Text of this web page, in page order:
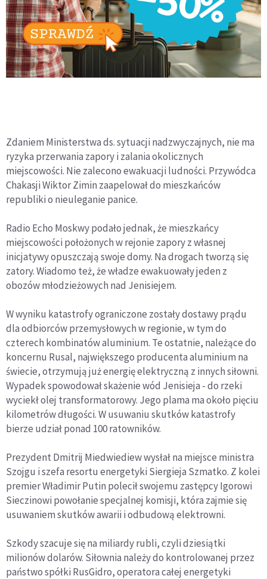
Zdaniem Ministerstwa ds. sytuacji nadzwyczajnych, nie ma
ryzyka przerwania zapory i zalania okolicznych
miejscowości. Nie zalecono ewakuacji ludności. Przywódca
Chakasji Wiktor Zimin zaapelował do mieszkańców
republiki o nieuleganie panice.
Radio Echo Moskwy podało jednak, że mieszkańcy
miejscowości położonych w rejonie zapory z własnej
inicjatywy opuszczają swoje domy. Na drogach tworzą się
zatory. Wiadomo też, że władze ewakuowały jeden z
obozów młodzieżowych nad Jenisiejem.
W wyniku katastrofy ograniczone zostały dostawy prądu
dla odbiorców przemysłowych w regionie, w tym do
czterech kombinatów aluminium. Te ostatnie, należące do
koncernu Rusal, największego producenta aluminium na
świecie, otrzymują już energię elektryczną z innych siłowni.
Wypadek spowodował skażenie wód Jenisieja - do rzeki
wyciekł olej transformatorowy. Jego plama ma około pięciu
kilometrów długości. W usuwaniu skutków katastrofy
bierze udział ponad 100 ratowników.
Prezydent Dmitrij Miedwiediew wysłał na miejsce ministra
Szojgu i szefa resortu energetyki Siergieja Szmatko. Z kolei
premier Władimir Putin polecił swojemu zastępcy Igorowi
Sieczinowi powołanie specjalnej komisji, która zajmie się
usuwaniem skutków awarii i odbudową elektrowni.
Szkody szacuje się na miliardy rubli, czyli dziesiątki
milionów dolarów. Siłownia należy do kontrolowanej przez
państwo spółki RusGidro, operatora całej energetyki